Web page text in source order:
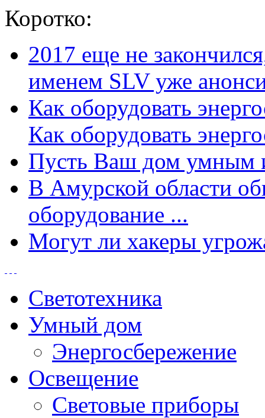
Коротко:
2017 еще не
именем SLV уже
Как оборудовать
Как оборудовать
Пусть Ваш дом умным
В Амурской области
оборудование ...
Могут ли хакеры
Светотехника
Умный дом
Энергосбережение
Освещение
Световые приборы